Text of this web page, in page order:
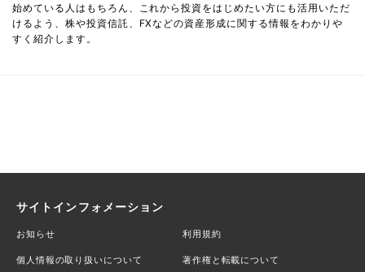
始めている人はもちろん、これから投資をはじめたい方にも活用いただ
けるよう、株や投資信託、FXなどの資産形成に関する情報をわかりや
すく紹介します。
サイトインフォメーション
お知らせ 利用規約
個人情報の取り扱いについて 著作権と転載について